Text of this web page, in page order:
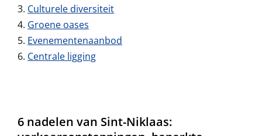
Culturele diversiteit
Groene oases
Evenementenaanbod
Centrale ligging
6 nadelen van Sint-Niklaas: